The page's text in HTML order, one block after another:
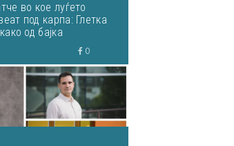
во кое луѓето
под карпа: Глетка
од бајка
0